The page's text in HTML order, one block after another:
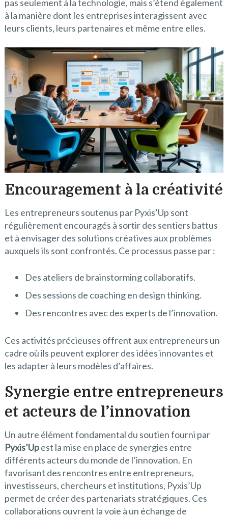
pas seulement à la technologie, mais s’étend également
à la manière dont les entreprises interagissent avec
leurs clients, leurs partenaires et même entre elles.
Encouragement à la créativité
Les entrepreneurs soutenus par Pyxis’Up sont
régulièrement encouragés à sortir des sentiers battus
et à envisager des solutions créatives aux problèmes
auxquels ils sont confrontés. Ce processus passe par :
Des ateliers de brainstorming collaboratifs.
Des sessions de coaching en design thinking.
Des rencontres avec des experts de l’innovation.
Ces activités précieuses offrent aux entrepreneurs un
cadre où ils peuvent explorer des idées innovantes et
les adapter à leurs modèles d’affaires.
Synergie entre entrepreneurs
et acteurs de l’innovation
Un autre élément fondamental du soutien fourni par
Pyxis’Upest la mise en place de synergies entre
différents acteurs du monde de l’innovation. En
favorisant des rencontres entre entrepreneurs,
investisseurs, chercheurs et institutions, Pyxis’Up
permet de créer des partenariats stratégiques. Ces
collaborations ouvrent la voie à un échange de